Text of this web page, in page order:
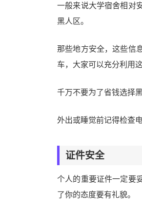
一般来说大学宿舍相对
黑人区。
那些地方安全，这些信
车，大家可以充分利用
千万不要为了省钱选择
外出或睡觉前记得检查
证件安全
个人的重要证件一定要
了你的态度要有礼貌。